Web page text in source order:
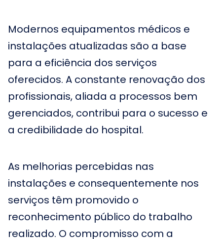
Modernos equipamentos médicos e
instalações atualizadas são a base
para a eficiência dos serviços
oferecidos. A constante renovação dos
profissionais, aliada a processos bem
gerenciados, contribui para o sucesso e
a credibilidade do hospital.
As melhorias percebidas nas
instalações e consequentemente nos
serviços têm promovido o
reconhecimento público do trabalho
realizado. O compromisso com a